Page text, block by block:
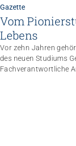
Gazette
Vom
Lebens
Vor zehn Jahren
des neuen Studiums
Fachverantwortliche